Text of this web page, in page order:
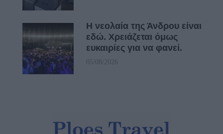
Η νεολαία της Άνδρου είναι
εδώ. Χρειάζεται όμως
ευκαιρίες για να φανεί.
05/08/2026